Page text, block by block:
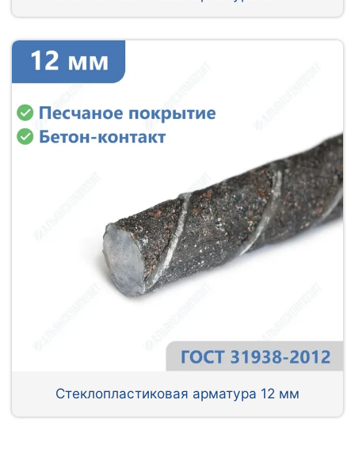
Стеклопластиковая арматура 12 мм